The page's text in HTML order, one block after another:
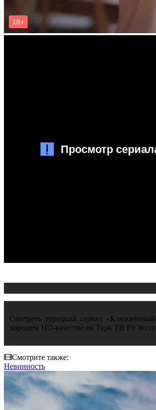
Смотреть турецкий сериал
хорошем HD-качестве на Турк ТВ РУ
Смотрите также:
Невинность